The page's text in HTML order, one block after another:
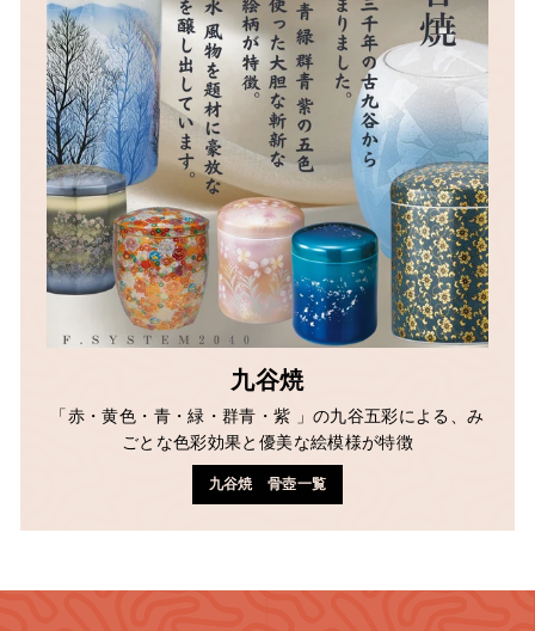
九谷焼
「赤・黄色・青・緑・群青・紫 」の九谷五彩による、み
ごとな色彩効果と優美な絵模様が特徴
九谷焼 骨壺一覧